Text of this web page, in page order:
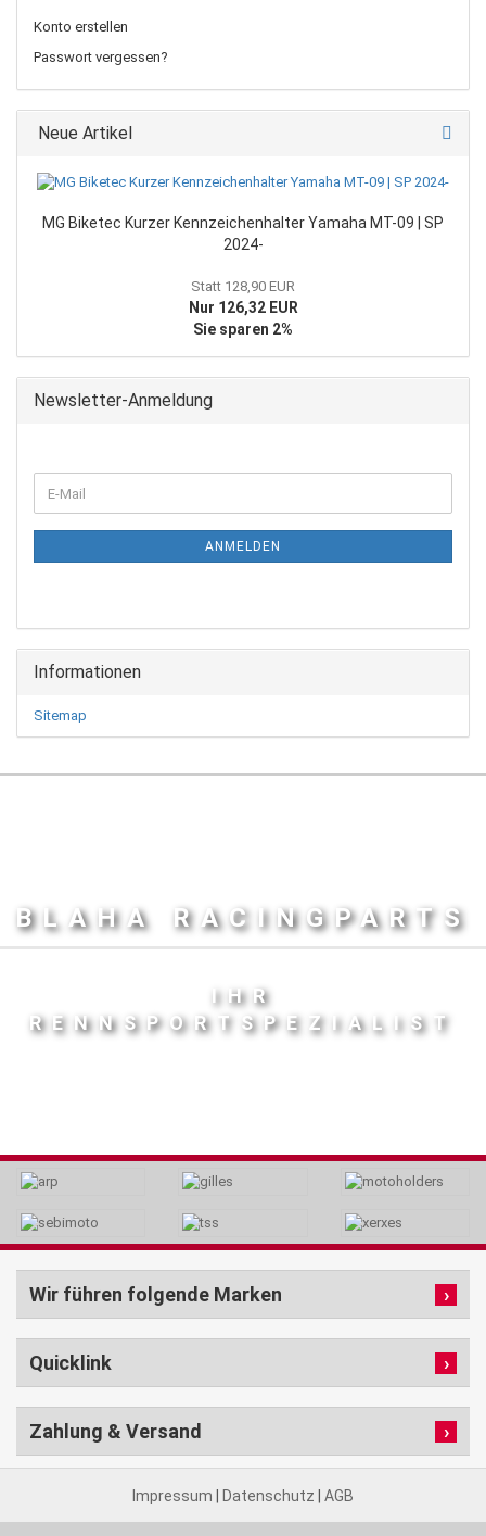
Konto erstellen
Passwort vergessen?
Neue Artikel
MG Biketec Kurzer Kennzeichenhalter Yamaha MT-09 | SP
2024-
Statt 128,90 EUR
Nur 126,32 EUR
Sie sparen 2%
Newsletter-Anmeldung
ZUR
E-
Mail
ANMELDEN
Informationen
Sitemap
BLAHA RACINGPARTS
IHR
RENNSPORTSPEZIALIST
Wir führen folgende Marken
Quicklink
Zahlung & Versand
Impressum Datenschutz AGB